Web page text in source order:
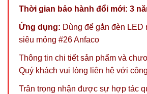
Thời gian bảo hàn h đổi mới: 3
Ứng dụng: Dùng để gắn đèn LED
siêu mỏng #26 Anfaco
Thông tin chi tiết sản phẩm và
Quý khách vui lòng liên hệ với
Trân trọng nhận được sự hợp tác